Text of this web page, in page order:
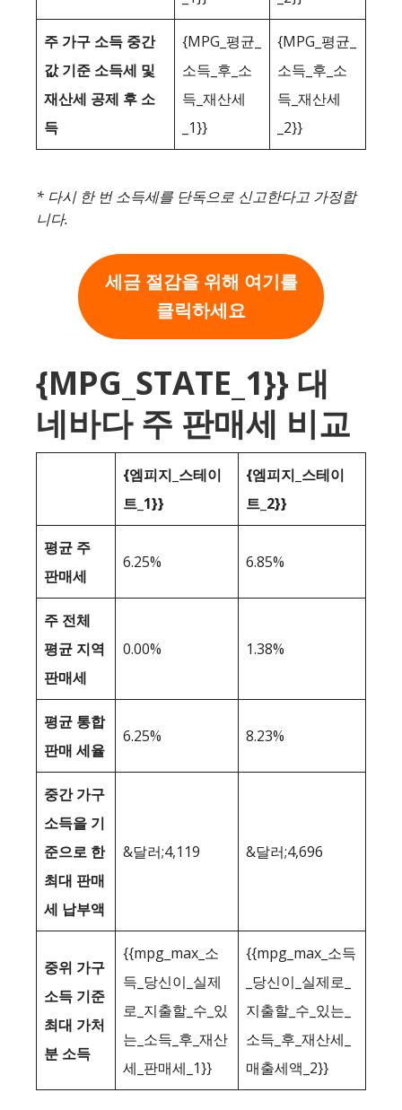
주 가구 소득 중간
값 기준 소득세 및
재산세 공제 후 소
득
{MPG_평균_
소득_후_소
득_재산세
_1}}
{MPG_평균_
소득_후_소
득_재산세
_2}}
* 다시 한 번 소득세를 단독으로 신고한다고 가정합
니다.
세금 절감을 위해 여기를
클릭하세요
{MPG_STATE_1}} 대
네바다 주 판매세 비교
{엠피지_스테이
트_1}}
{엠피지_스테이
트_2}}
평균 주
판매세
6.25% 6.85%
주 전체
평균 지역
판매세
0.00% 1.38%
평균 통합
판매 세율
6.25% 8.23%
중간 가구
소득을 기
준으로 한
최대 판매
세 납부액
&달러;4,119 &달러;4,696
중위 가구
소득 기준
최대 가처
분 소득
{{mpg_max_소
득_당신이_실제
로_지출할_수_있
는_소득_후_재산
세_판매세_1}}
{{mpg_max_소득
_당신이_실제로_
지출할_수_있는_
소득_후_재산세_
매출세액_2}}